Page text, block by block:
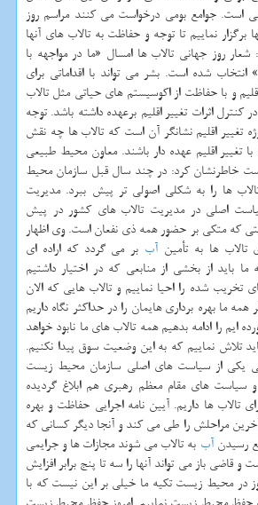
است. جوامع بومی درخواست می كنند مراسم روز
برگزار نماییم تا توجه و حفاظت به تالاب های آنها
روز جهانی تالاب ها امسال «ما در مواجهه با
انتخاب شده است. بشر می تواند با اقداماتی برای
و با حفاظت از اكوسیستم های حیاتی مثل تالاب
اثرات تغییر اقلیم برعهده داشته باشد. توجه
تغییر اقلیم نشانگر آن است كه تالاب ها چه نقش
تغییر اقلیم عهده دار باشند. معاون محیط طبیعی
خاطرنشان كرد: در چند سال قبل سازمان محیط
ها را به شكلی اصولی تر پیش ببرد. مدیریت
اصلی در مدیریت تالاب های كشور در پیش
كه متكی بر حضور همه ذی نفعان است. وی اظهار
ها به تأمین آب بر می گردد كه اراده ای
باید از بخشی از منابعی كه در اختیار داشتیم
تخریب شده را احیا نماییم و تالاب هایی كه الان
همه ما بهره برداری هایمان را در حداكثر نگاه داریم
ایم را ادامه بدهیم همه تالاب های ما نابود خواهد
تلاش نماییم كه به این وضعیت سوق پیدا نكنیم.
یكی از سیاست های اصلی سازمان محیط زیست
سیاست های مقام معظم رهبری هم ابلاغ گردیده
تالاب ها داریم. آیین نامه اجرایی حفاظت و بهره
مراحلش را طی می كند و آنجا دیگر كسانی كه
رسیدنآب به تالاب می شوند مجازات ها و جرایمی
قاضی باز می تواند آنها را سه تا پنج برابر افزایش
در محیط زیست تكیه ما خیلی بر این نیست كه با